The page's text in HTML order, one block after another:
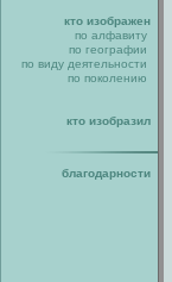
кто изображен
по алфавиту
по географии
по виду деятельности
по поколению
кто изобразил
благодарности